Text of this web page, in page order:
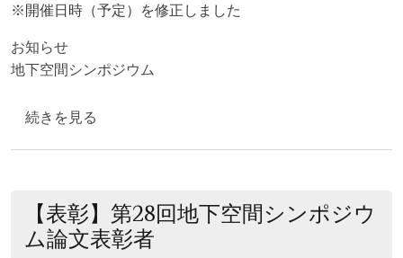
※開催日時（予定）を修正しました
お知らせ
地下空間シンポジウム
【募集案内】「第29回地下空間シンポジウム」論文募集
続きを見る
【表彰】第28回地下空間シンポジウ
ム論文表彰者